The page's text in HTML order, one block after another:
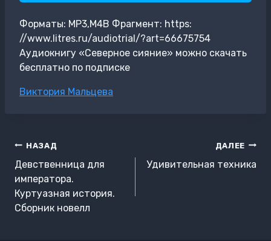
Форматы: MP3,M4B Фрагмент: https:
//www.litres.ru/audiotrial/?art=66675754
Аудиокнигу «Северное сияние» можно скачать
бесплатно по подписке
Метки
Виктория Мальцева
Навигация
по
записям
НАЗАД
Девственница для
императора.
Куртуазная история.
Сборник новелл
ДАЛЕЕ
Удивительная техника